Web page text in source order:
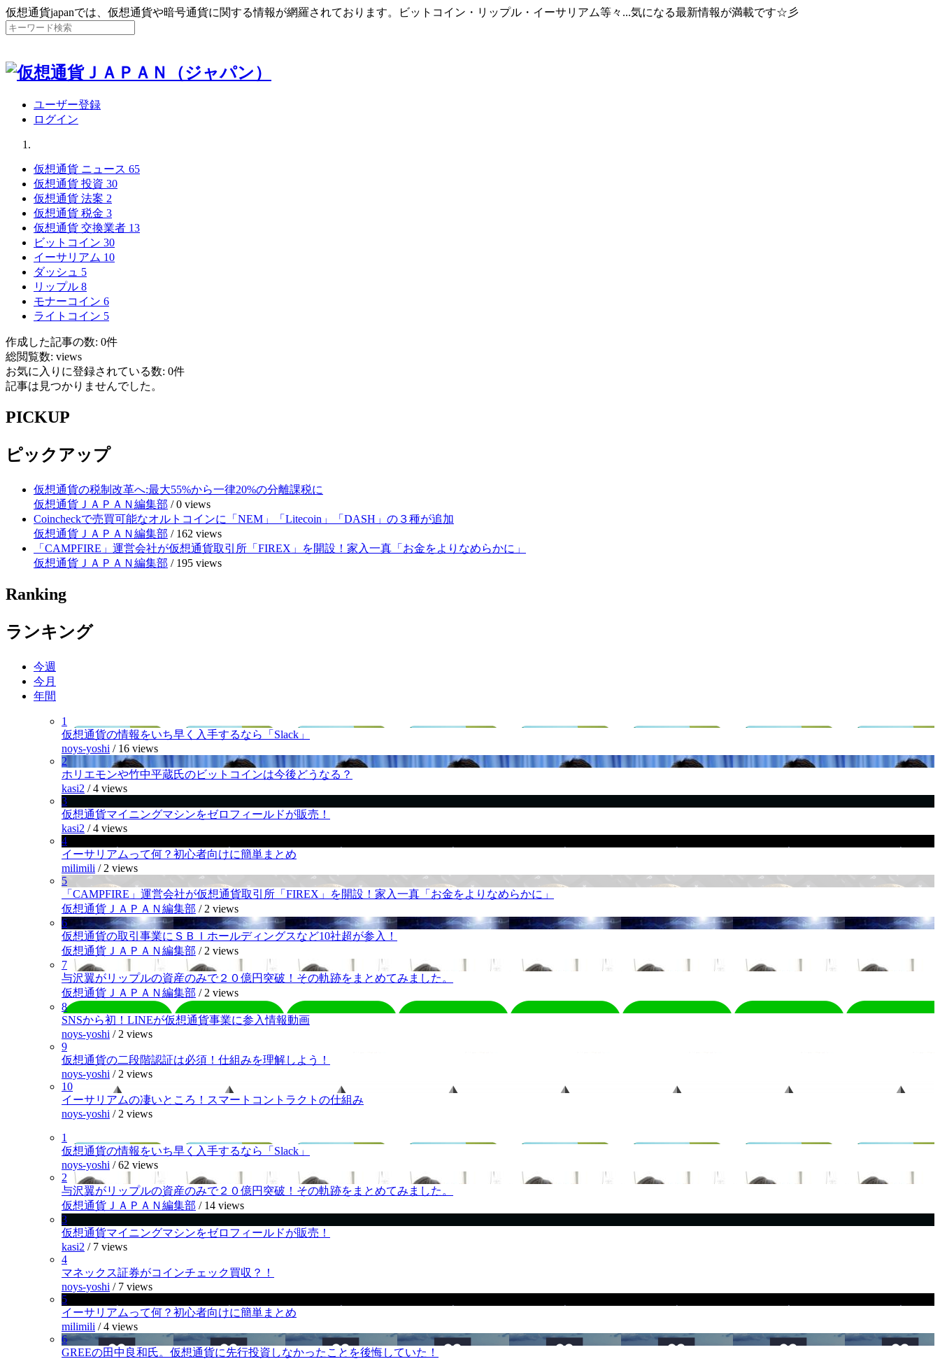
仮想通貨japanでは、仮想通貨や暗号通貨に関する情報が網羅されております。ビットコイン・リップル・イーサリアム等々...気になる最新情報が満載です☆彡
ユーザー登録
ログイン
仮想通貨 ニュース 65
仮想通貨 投資 30
仮想通貨 法案 2
仮想通貨 税金 3
仮想通貨 交換業者 13
ビットコイン 30
イーサリアム 10
ダッシュ 5
リップル 8
モナーコイン 6
ライトコイン 5
作成した記事の数: 0件
総閲覧数: views
お気に入りに登録されている数: 0件
記事は見つかりませんでした。
PICKUP
ピックアップ
仮想通貨の税制改革へ:最大55%から一律20%の分離課税に
仮想通貨ＪＡＰＡＮ編集部 /0 views
Coincheckで売買可能なオルトコインに「NEM」「Litecoin」「DASH」の３種が追加
仮想通貨ＪＡＰＡＮ編集部 / 162 views
「CAMPFIRE」運営会社が仮想通貨取引所「FIREX」を開設！家入一真「お金をよりなめらかに」
仮想通貨ＪＡＰＡＮ編集部 / 195 views
Ranking
ランキング
今週
今月
年間
1
仮想通貨の情報をいち早く入手するなら「Slack」
noys-yoshi / 16 views
2
ホリエモンや竹中平蔵氏のビットコインは今後どうなる？
kasi2 /4 views
3
仮想通貨マイニングマシンをゼロフィールドが販売！
kasi2 /4 views
4
イーサリアムって何？初心者向けに簡単まとめ
milimili / 2 views
5
「CAMPFIRE」運営会社が仮想通貨取引所「FIREX」を開設！家入一真「お金をよりなめらかに」
仮想通貨ＪＡＰＡＮ編集部 / 2 views
6
仮想通貨の取引事業にＳＢＩホールディングスなど10社超が参入！
仮想通貨ＪＡＰＡＮ編集部 / 2 views
7
与沢翼がリップルの資産のみで２０億円突破！その軌跡をまとめてみました。
仮想通貨ＪＡＰＡＮ編集部 / 2 views
8
SNSから初！LINEが仮想通貨事業に参入情報動画
noys-yoshi / 2 views
9
仮想通貨の二段階認証は必須！仕組みを理解しよう！
noys-yoshi / 2 views
10
イーサリアムの凄いところ！スマートコントラクトの仕組み
noys-yoshi / 2 views
1
仮想通貨の情報をいち早く入手するなら「Slack」
noys-yoshi /62 views
2
与沢翼がリップルの資産のみで２０億円突破！その軌跡をまとめてみました。
仮想通貨ＪＡＰＡＮ編集部 / 14 views
3
仮想通貨マイニングマシンをゼロフィールドが販売！
kasi2 / 7 views
4
マネックス証券がコインチェック買収？！
noys-yoshi / 7 views
5
イーサリアムって何？初心者向けに簡単まとめ
milimili /4 views
6
GREEの田中良和氏。仮想通貨に先行投資しなかったことを後悔していた！